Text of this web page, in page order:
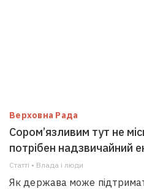
Верховна Рада
Сором’язливим тут не
потрібен надзвичайний
Статті • Влада i люди
Як держава може